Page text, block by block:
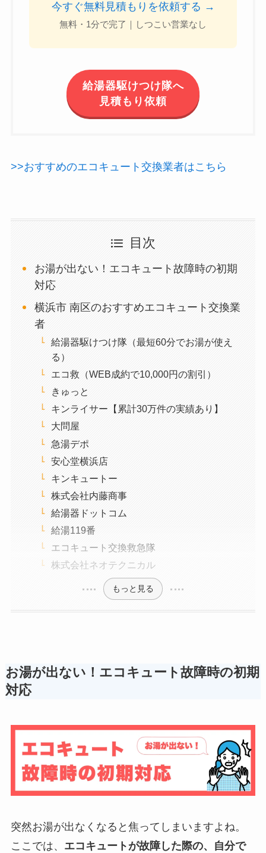
今すぐ無料見積もりを依頼する →
無料・1分で完了｜しつこい営業なし
給湯器駆けつけ隊へ
見積もり依頼
>>おすすめのエコキュート交換業者はこちら
目次
お湯が出ない！エコキュート故障時の初期
対応
横浜市 南区のおすすめエコキュート交換業
者
給湯器駆けつけ隊（最短60分でお湯が使え
る）
エコ救（WEB成約で10,000円の割引）
きゅっと
キンライサー【累計30万件の実績あり】
大問屋
急湯デポ
安心堂横浜店
キンキュートー
株式会社内藤商事
給湯器ドットコム
給湯119番
エコキュート交換救急隊
株式会社ネオテクニカル
もっと見る
お湯が出ない！エコキュート故障時の初期
対応
突然お湯が出なくなると焦ってしまいますよね。
ここでは、 エコキュートが故障した際の、自分で